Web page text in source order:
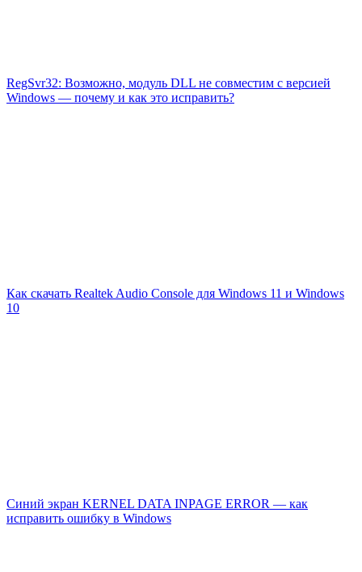
RegSvr32: Возможно, модуль DLL не совместим с версией
Windows — почему и как это исправить?
Как скачать Realtek Audio Console для Windows 11 и Windows
10
Синий экран KERNEL DATA INPAGE ERROR — как
исправить ошибку в Windows